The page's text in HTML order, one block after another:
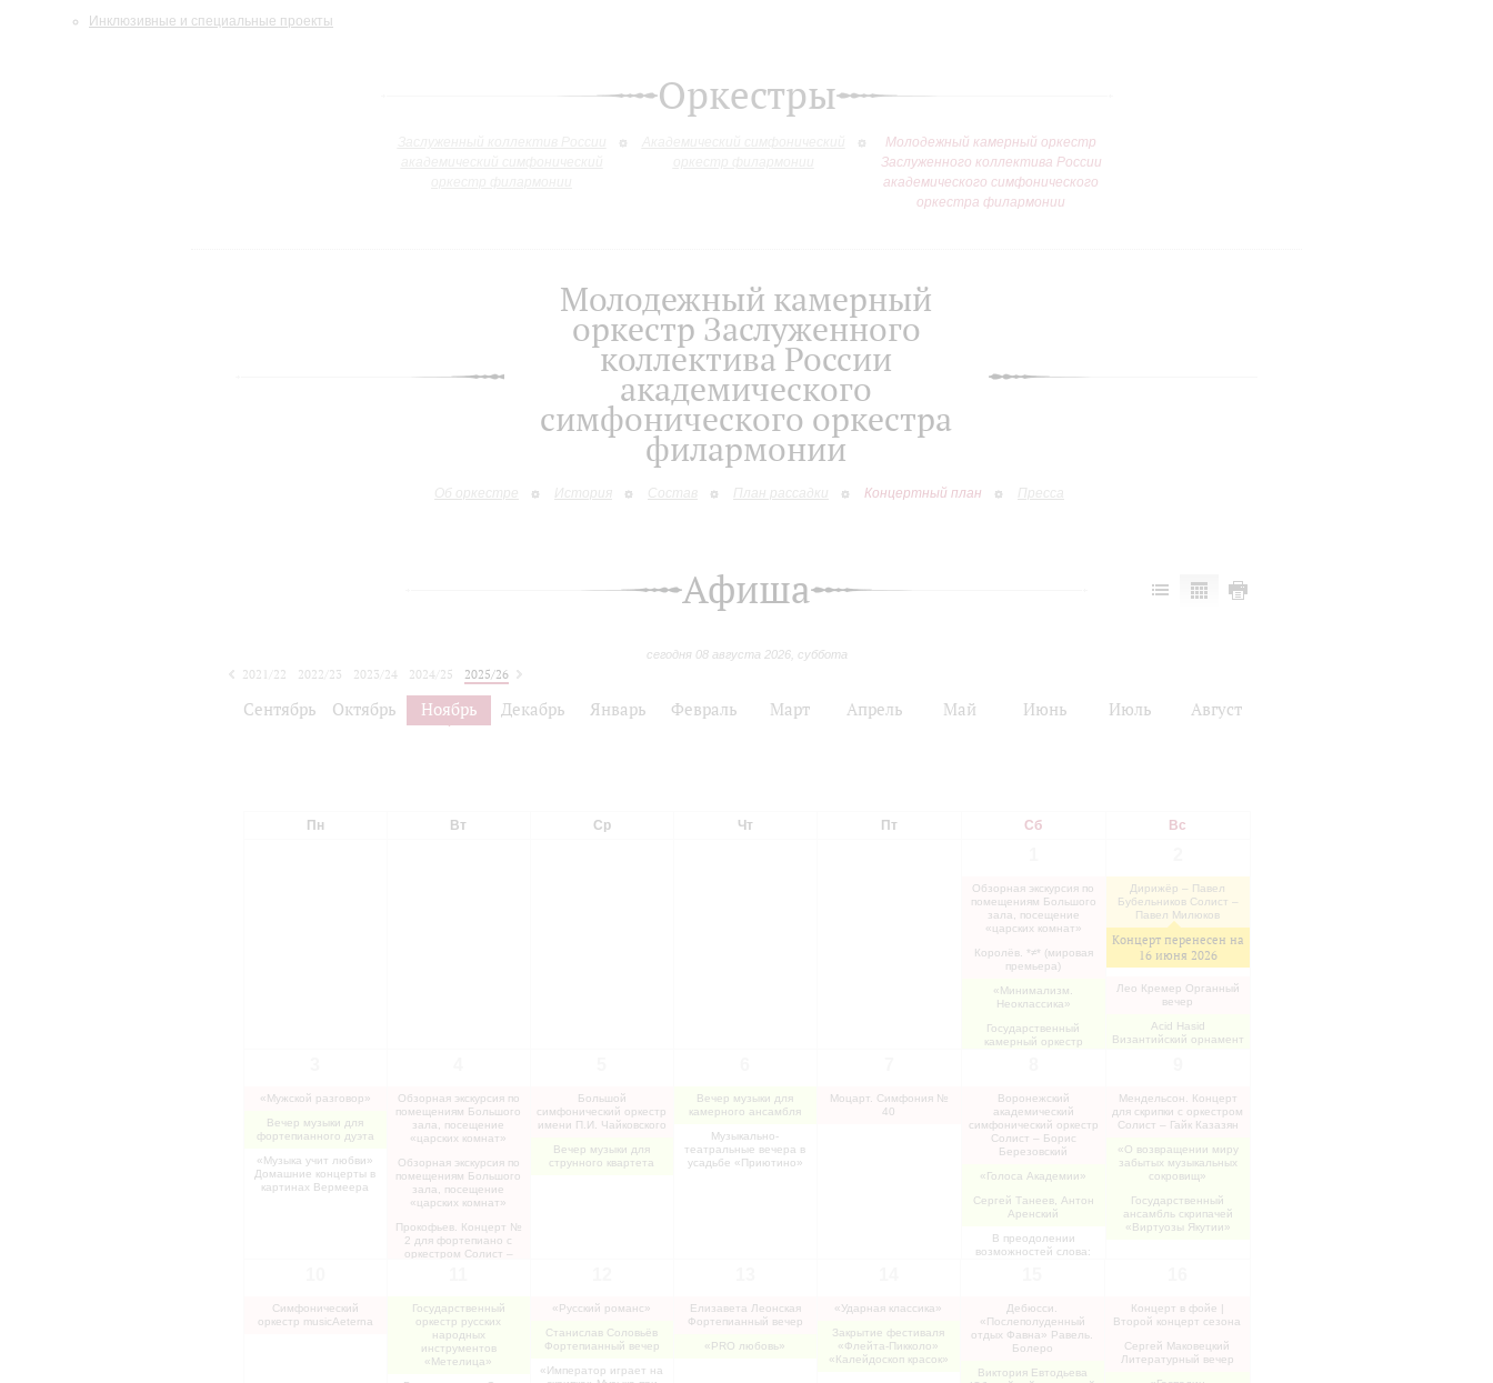
Инклюзивные и специальные проекты
Оркестры
Молодежный камерный оркестр
Заслуженного коллектива России
академического симфонического
оркестра филармонии
Молодежный камерный
оркестр Заслуженного
коллектива России
академического
симфонического оркестра
филармонии
Об оркестре История Состав План рассадки Концертный план Пресса
Афиша
сегодня 08 августа 2026, суббота
2021/22 2022/23 2023/24 2024/25
2025/26
Сентябрь Октябрь Ноябрь Декабрь Январь Февраль Март Апрель Май Июнь Июль Август
Пн Вт Ср Чт Пт Сб Вс
Обзорная экскурсия по
помещениям Большого
зала, посещение
«царских комнат»
Королёв. *≠* (мировая
премьера)
«Минимализм.
Неоклассика»
Государственный
камерный оркестр
Дирижёр – Павел
Бубельников Солист –
Павел Милюков
Концерт перенесен на
16 июня 2026
Лео Кремер Органный
вечер
Acid Hasid
Византийский орнамент
«Мужской разговор»
Вечер музыки для
фортепианного дуэта
«Музыка учит любви»
Домашние концерты в
картинах Вермеера
Обзорная экскурсия по
помещениям Большого
зала, посещение
«царских комнат»
Обзорная экскурсия по
помещениям Большого
зала, посещение
«царских комнат»
Прокофьев. Концерт №
2 для фортепиано с
оркестром Солист –
«Музыка Победы»
Вокальный вечер
«Вот что такое
Россия!» Рихард
Вагнер – первый
Большой
симфонический оркестр
имени П.И. Чайковского
Вечер музыки для
струнного квартета
Вечер музыки для
камерного ансамбля
Музыкально-
театральные вечера в
усадьбе «Приютино»
Моцарт. Симфония №
40
Воронежский
академический
симфонический оркестр
Солист – Борис
Березовский
«Голоса Академии»
Сергей Танеев, Антон
Аренский
В преодолении
возможностей слова:
Мендельсон. Концерт
для скрипки с оркестром
Солист – Гайк Казазян
«О возвращении миру
забытых музыкальных
сокровищ»
Государственный
ансамбль скрипачей
«Виртуозы Якутии»
Симфонический
оркестр musicAeterna
Государственный
оркестр русских
народных
инструментов
«Метелица»
«Русский романс»
Станислав Соловьёв
Фортепианный вечер
«Император играет на
Елизавета Леонская
Фортепианный вечер
«PRO любовь»
«Ударная классика»
Закрытие фестиваля
«Флейта-Пикколо»
«Калейдоскоп красок»
Дебюсси.
«Послеполуденный
отдых Фавна» Равель.
Болеро
Виктория Евтодьева
Концерт в фойе |
Второй концерт сезона
Сергей Маковецкий
Литературный вечер